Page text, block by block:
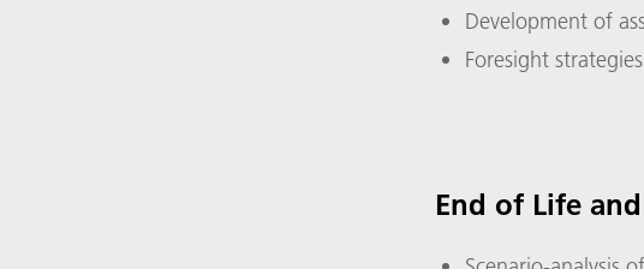
Development of
Foresight
End of Life